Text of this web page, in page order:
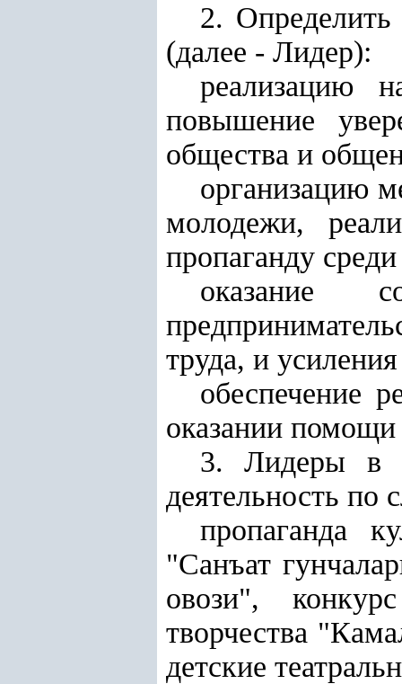
2.
(далее - Лидер):
реализацию
повышение
общества и
организацию
молодежи,
пропаганду
оказание
труда, и
обеспечение
оказании
3. Лидеры в
деятельность
пропаганда
"Санъат
овози",
творчества
детские